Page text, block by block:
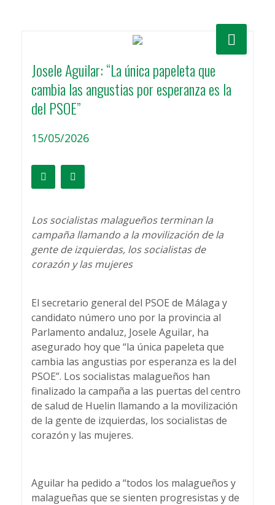
Josele Aguilar: “La única papeleta que
cambia las angustias por esperanza es la
del PSOE”
15/05/2026
Los socialistas malagueños terminan la
campaña llamando a la movilización de la
gente de izquierdas, los socialistas de
corazón y las mujeres
El secretario general del PSOE de Málaga y
candidato número uno por la provincia al
Parlamento andaluz, Josele Aguilar, ha
asegurado hoy que “la única papeleta que
cambia las angustias por esperanza es la del
PSOE”. Los socialistas malagueños han
finalizado la campaña a las puertas del centro
de salud de Huelin llamando a la movilización
de la gente de izquierdas, los socialistas de
corazón y las mujeres.
Aguilar ha pedido a “todos los malagueños y
malagueñas que se sienten progresistas y de